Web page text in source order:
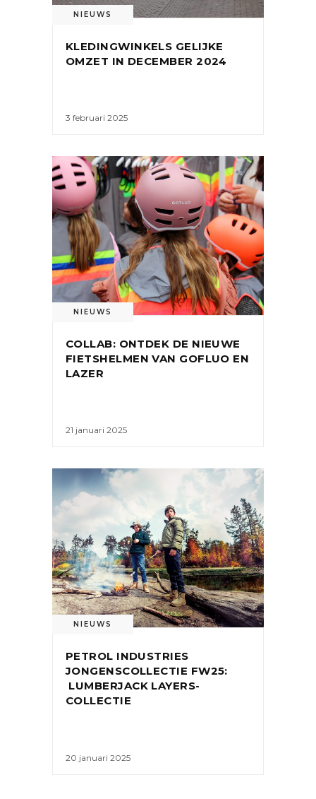
NIEUWS
KLEDINGWINKELS GELIJKE
OMZET IN DECEMBER 2024
3 februari 2025
NIEUWS
COLLAB: ONTDEK DE NIEUWE
FIETSHELMEN VAN GOFLUO EN
LAZER
21 januari 2025
NIEUWS
PETROL INDUSTRIES
JONGENSCOLLECTIE FW25:
LUMBERJACK LAYERS-
COLLECTIE
20 januari 2025